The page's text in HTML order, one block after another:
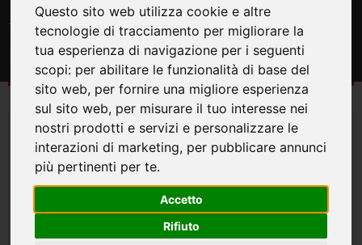
Questo sito web utilizza cookie e altre
tecnologie di tracciamento per migliorare la
tua esperienza di navigazione per i seguenti
scopi: per abilitare le funzionalità di base del
sito web, per fornire una migliore esperienza
sul sito web, per misurare il tuo interesse nei
nostri prodotti e servizi e personalizzare le
interazioni di marketing, per pubblicare annunci
più pertinenti per te.
Accetto
Rifiuto
T-shirt personalizzate: T Shirt
personalizzata